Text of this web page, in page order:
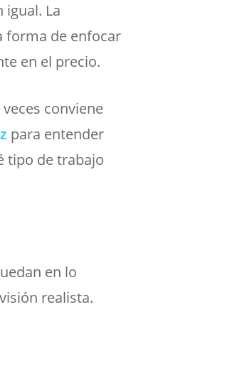
La
forma de enfocar
en el precio.
conviene
para entender
tipo de trabajo
en lo
realista.